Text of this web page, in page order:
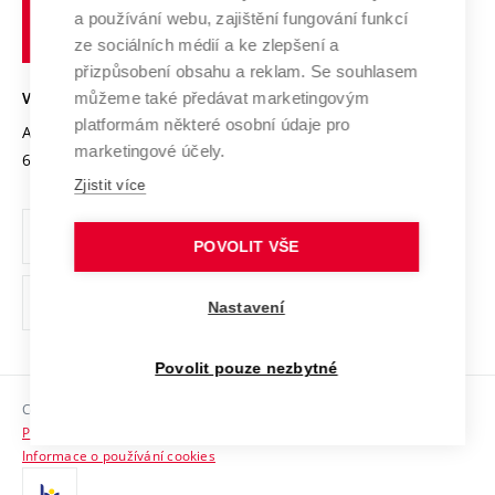
Transfer znalostí
Open Science
Projekty
Projekty ze strukturálních fondů
Specifický výzkum
Služby univerzity
Mezinárodní dohody
Univerzitní sítě
Podnikavá univerzita / ContriBUTe
Bezpečná univerzita
Vyznamenání
Organizační struktura
Ochrana osobních údajů
odkaz)
Sociální bezpečí
HR Award
technické
VYSOKÉ UČENÍ TECHNICKÉ V BRNĚ
Antonínská 548/1
602 00 Brno
www.vut.cz
vut@vutbr.cz
Copyright © 2026 VUT
Prohlášení o přístupnosti
Informace o používání cookies
a používání webu, zajištění fungování funkcí
ze sociálních médií a ke zlepšení a
přizpůsobení obsahu a reklam. Se souhlasem
můžeme také předávat marketingovým
platformám některé osobní údaje pro
marketingové účely.
Zjistit více
POVOLIT VŠE
Nastavení
Povolit pouze nezbytné